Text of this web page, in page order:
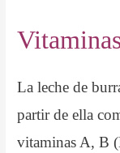
La leche de
partir de ella
vitaminas A, B